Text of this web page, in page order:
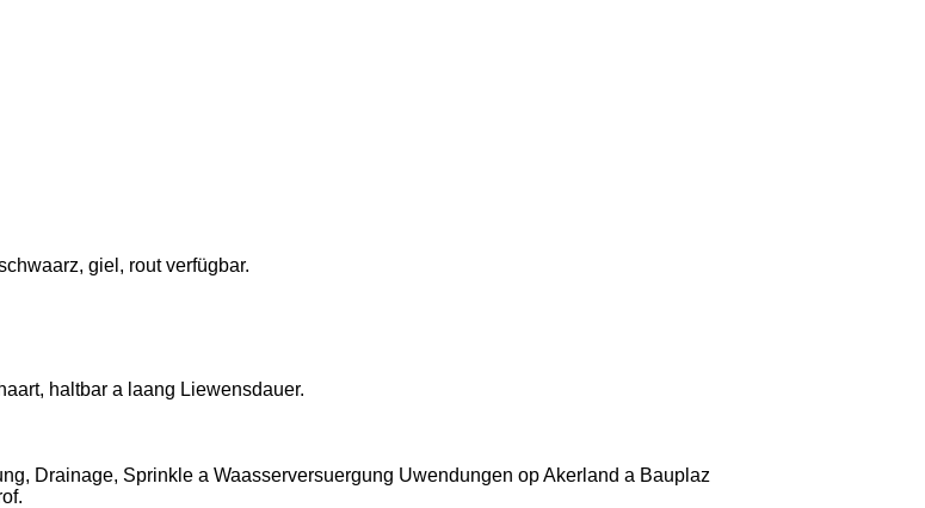
giel, rout verfügbar.
haltbar a laang Liewensdauer.
Drainage, Sprinkle a Waasserversuergung Uwendungen op Akerland a Bauplaz